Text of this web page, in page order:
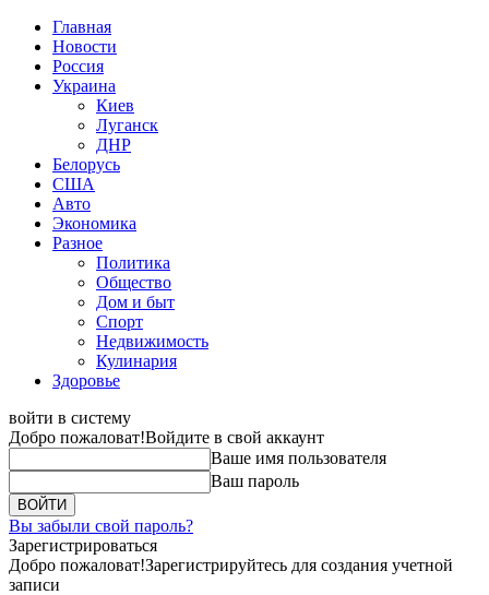
Главная
Новости
Россия
Украина
Киев
Луганск
ДНР
Белорусь
США
Авто
Экономика
Разное
Политика
Общество
Дом и быт
Спорт
Недвижимость
Кулинария
Здоровье
войти в систему
Добро пожаловат!Войдите в свой аккаунт
Ваше имя пользователя
Ваш пароль
Вы забыли свой пароль?
Зарегистрироваться
Добро пожаловат!Зарегистрируйтесь для создания учетной
записи